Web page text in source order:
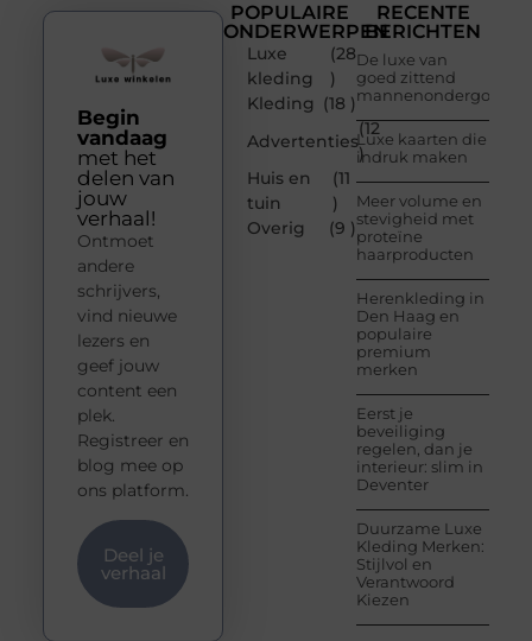
POPULAIRE
ONDERWERPEN
Luxe
kleding
(28
)
Kleding (18 )
Advertenties
(12
)
Huis en
tuin
(11
)
Overig
(9 )
RECENTE
BERICHTEN
De luxe van
goed zittend
mannenondergoed
Luxe kaarten die
indruk maken
Meer volume en
stevigheid met
proteïne
haarproducten
Herenkleding in
Den Haag en
populaire
premium
merken
Eerst je
beveiliging
regelen, dan je
interieur: slim in
Deventer
Duurzame Luxe
Kleding Merken:
Stijlvol en
Verantwoord
Kiezen
Begin
vandaag
met het
delen van
jouw
verhaal!
Ontmoet
andere
schrijvers,
vind nieuwe
lezers en
geef jouw
content een
plek.
Registreer en
blog mee op
ons platform.
Deel je
verhaal